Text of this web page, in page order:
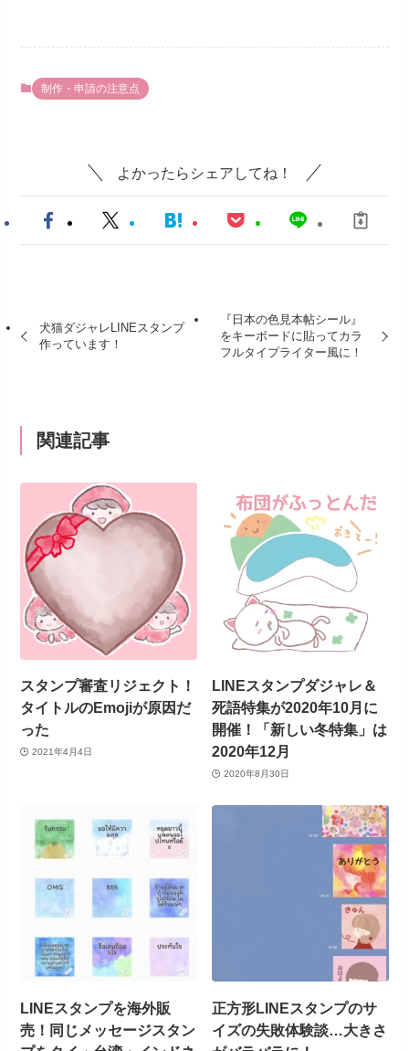
制作・申請の注意点
よかったらシェアしてね！
犬猫ダジャレLINEスタンプ
作っています！
『日本の色見本帖シール』
をキーボードに貼ってカラ
フルタイプライター風に！
関連記事
スタンプ審査リジェクト！
タイトルのEmojiが原因だ
った
2021年4月4日
LINEスタンプダジャレ＆
死語特集が2020年10月に
開催！「新しい冬特集」は
2020年12月
2020年8月30日
LINEスタンプを海外販
売！同じメッセージスタン
正方形LINEスタンプのサ
イズの失敗体験談…大きさ